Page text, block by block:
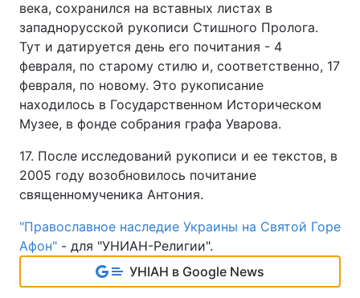
века, сохранился на вставных листах в
западнорусской рукописи Стишного Пролога.
Тут и датируется день его почитания - 4
февраля, по старому стилю и, соответственно, 17
февраля, по новому. Это рукописание
находилось в Государственном Историческом
Музее, в фонде собрания графа Уварова.
17. После исследований рукописи и ее текстов, в
2005 году возобновилось почитание
священномученика Антония.
"Православное наследие Украины на Святой Горе
Афон" - для "УНИАН-Религии".
УНІАН в Google News